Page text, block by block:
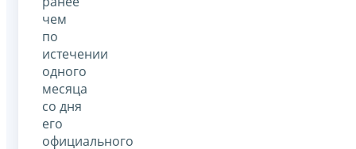
чем
по
истечении
одного
месяца
со дня
его
официального